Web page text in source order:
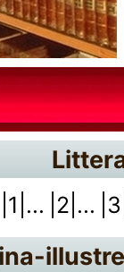
|1|... |2|...